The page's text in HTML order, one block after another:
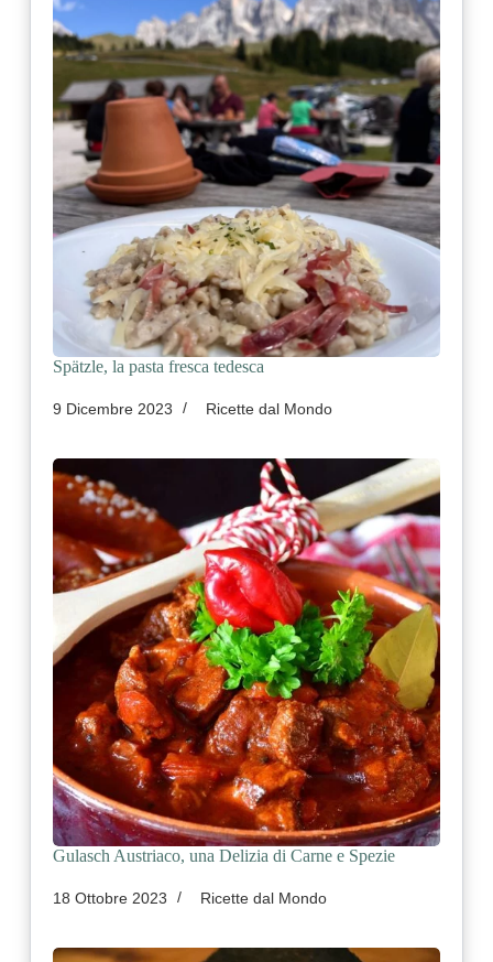
Spätzle, la pasta fresca tedesca
9 Dicembre 2023 Ricette dal Mondo
Gulasch Austriaco, una Delizia di Carne e Spezie
18 Ottobre 2023 Ricette dal Mondo